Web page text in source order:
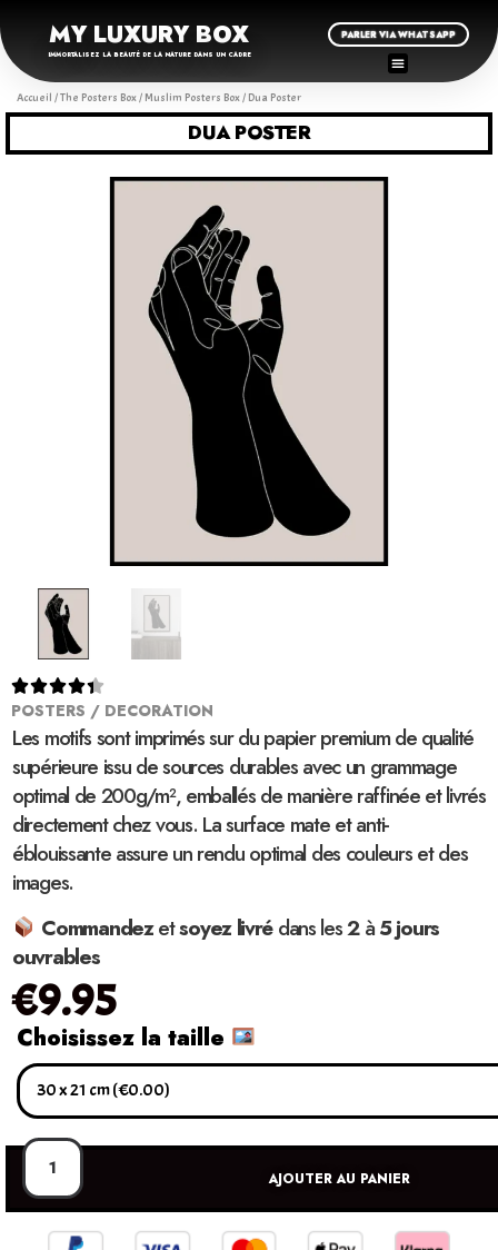
MY LUXURY BOX
IMMORTALISEZ LA BEAUTÉ DE LA NATURE DANS UN CADRE
PARLER VIA WHATSAPP
Accueil /The Posters Box/ Muslim Posters Box/ Dua Poster
DUA POSTER

POSTERS / DECORATION
Les motifs sont imprimés sur du papier premium de qualité
supérieure issu de sources durables avec un grammage
optimal de 200g/m², emballés de manière raffinée et livrés
directement chez vous. La surface mate et anti-
éblouissante assure un rendu optimal des couleurs et des
images.
Commandezetsoyez livrédans les2à5 jours
ouvrables
€9.95
Choisissez la taille
AJOUTER AU PANIER